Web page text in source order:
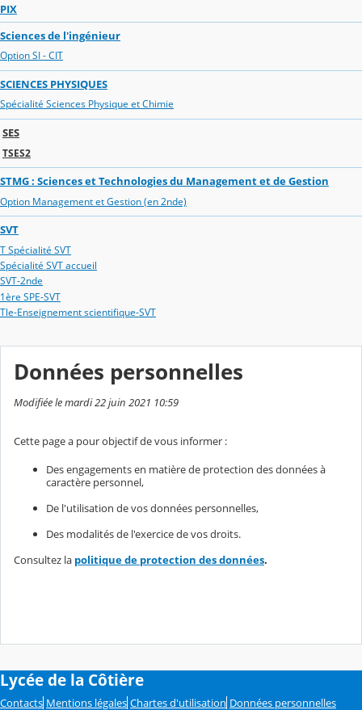
PIX
Sciences de l'ingénieur
Option SI - CIT
SCIENCES PHYSIQUES
Spécialité Sciences Physique et Chimie
SES
TSES2
STMG : Sciences et Technologies du Management et de Gestion
Option Management et Gestion (en 2nde)
SVT
T Spécialité SVT
Spécialité SVT accueil
SVT-2nde
1ère SPE-SVT
Tle-Enseignement scientifique-SVT
Données personnelles
Modifiée le mardi 22 juin 2021 10:59
Cette page a pour objectif de vous informer :
Des engagements en matière de protection des données à
caractère personnel,
De l'utilisation de vos données personnelles,
Des modalités de l'exercice de vos droits.
Consultez la politique de protection des données.
Lycée de la Côtière
Contacts Mentions légales Chartes d'utilisation Données personnelles